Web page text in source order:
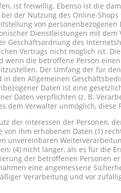
ist freiwillig. Ebenso ist die
der Nutzung des Online-
von
Dienstleistungen mit
Geschäftsordnung des
Vertrags nicht möglich ist.
die betroffene Person
Der Umfang der für
den Allgemeinen
Daten ist eine
Daten verpflichten (z. B.
dem Verwalter unmöglich, diese
der Interessen der Personen,
ihm erhobenen Daten (1)
unvereinbaren
(4) nicht länger, als es für die
der betroffenen Personen
eine angemessene
Verarbeitung und vor